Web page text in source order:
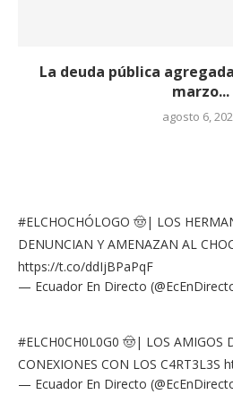
La deuda pública
marzo...
agosto 6,
#ELCHOCHÓLOGO 🤠| LOS
DENUNCIAN Y AMENAZAN AL
https://t.co/ddIjBPaPqF
— Ecuador En Directo
#ELCH0CH0L0G0 🤠| LOS AMIGOS
CONEXIONES CON LOS C4RT3L3S
— Ecuador En Directo